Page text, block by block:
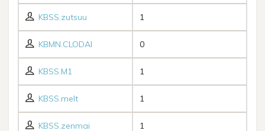
KBSS.zutsuu 1
KBMN.CLODAI 0
KBSS.M1 1
KBSS.melt 1
KBSS.zenmai 1